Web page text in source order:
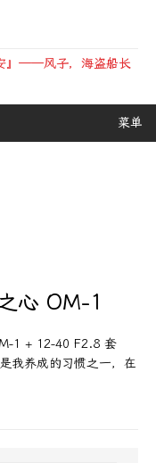
』——风子，海盗船长
菜单
心 OM-1
1 + 12-40 F2.8 套
我养成的习惯之一，在